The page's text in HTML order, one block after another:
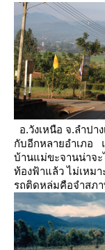
อ.วังเหนือ จ.ลำปา
กับอีกหลายอำเภอ
บ้านแม่ขะจานน่าจ
ท้องฟ้าแล้ว ไม่เหม
รถติดหล่มคือจำสภ